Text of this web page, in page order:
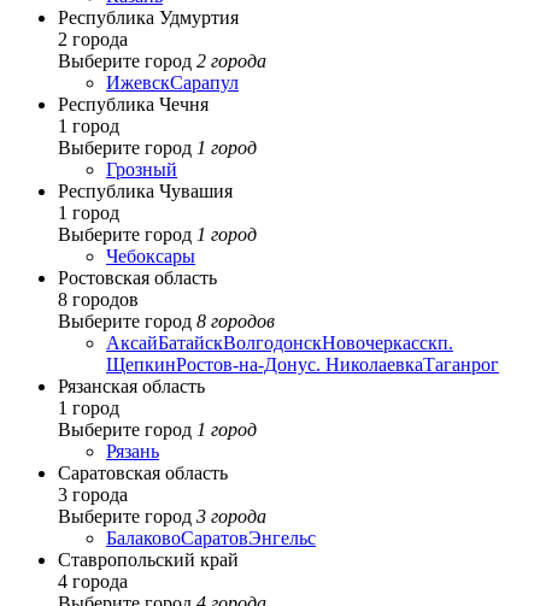
Республика Удмуртия
2 города
Выберите город 2 города
ИжевскСарапул
Республика Чечня
1 город
Выберите город 1 город
Грозный
Республика Чувашия
1 город
Выберите город 1 город
Чебоксары
Ростовская область
8 городов
Выберите город 8 городов
АксайБатайскВолгодонскНовочеркасскп.
ЩепкинРостов-на-Донус. НиколаевкаТаганрог
Рязанская область
1 город
Выберите город 1 город
Рязань
Саратовская область
3 города
Выберите город 3 города
БалаковоСаратовЭнгельс
Ставропольский край
4 города